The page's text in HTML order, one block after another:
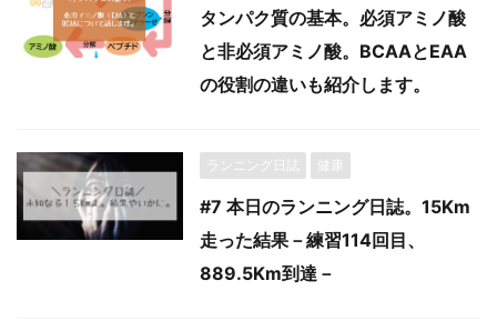
タンパク質の基本。必須アミノ酸
と非必須アミノ酸。BCAAとEAA
の役割の違いも紹介します。
ランニング日誌 健康
#7 本日のランニング日誌。15Km
走った結果－練習114回目、
889.5Km到達－